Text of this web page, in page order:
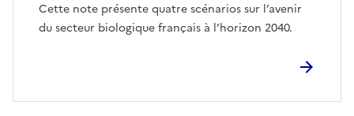
Cette note présente quatre scénarios sur l’avenir
du secteur biologique français à l’horizon 2040.